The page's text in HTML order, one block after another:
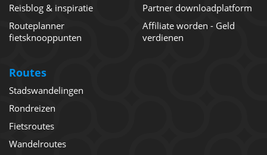
Reisblog & inspiratie
Routeplanner
fietsknooppunten
Partner downloadplatform
Affiliate worden - Geld
verdienen
Routes
Stadswandelingen
Rondreizen
Fietsroutes
Wandelroutes